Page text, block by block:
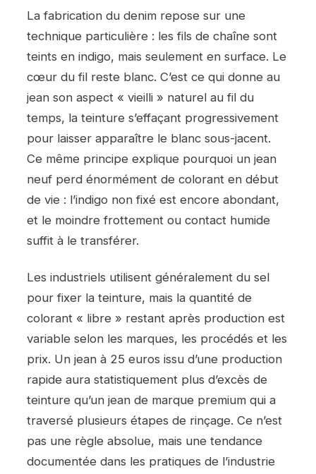
La fabrication du denim repose sur une
technique particulière : les fils de chaîne sont
teints en indigo, mais seulement en surface. Le
cœur du fil reste blanc. C’est ce qui donne au
jean son aspect « vieilli » naturel au fil du
temps, la teinture s’effaçant progressivement
pour laisser apparaître le blanc sous-jacent.
Ce même principe explique pourquoi un jean
neuf perd énormément de colorant en début
de vie : l’indigo non fixé est encore abondant,
et le moindre frottement ou contact humide
suffit à le transférer.
Les industriels utilisent généralement du sel
pour fixer la teinture, mais la quantité de
colorant « libre » restant après production est
variable selon les marques, les procédés et les
prix. Un jean à 25 euros issu d’une production
rapide aura statistiquement plus d’excès de
teinture qu’un jean de marque premium qui a
traversé plusieurs étapes de rinçage. Ce n’est
pas une règle absolue, mais une tendance
documentée dans les pratiques de l’industrie